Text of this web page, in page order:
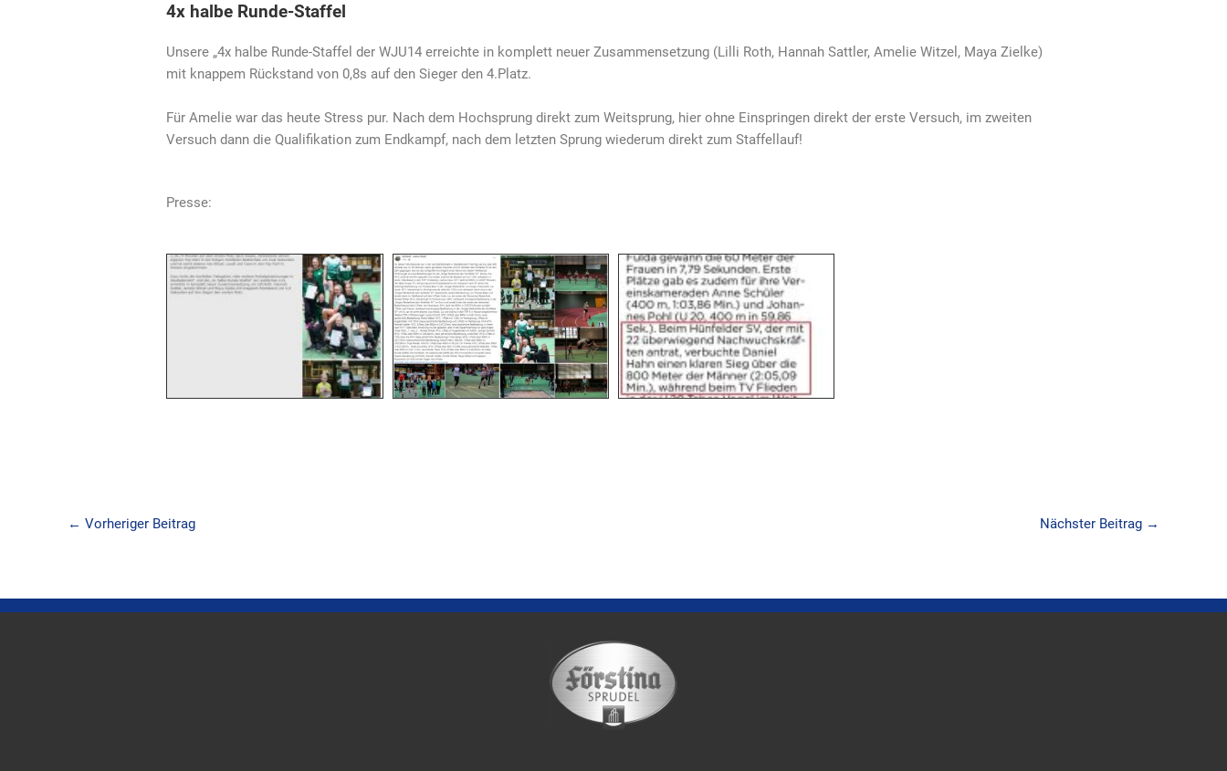
4x halbe Runde-Staffel
Unsere „4x halbe Runde-Staffel der WJU14 erreichte in komplett neuer Zusammensetzung (Lilli Roth, Hannah Sattler, Amelie Witzel, Maya Zielke)
mit knappem Rückstand von 0,8s auf den Sieger den 4.Platz.
Für Amelie war das heute Stress pur. Nach dem Hochsprung direkt zum Weitsprung, hier ohne Einspringen direkt der erste Versuch, im zweiten
Versuch dann die Qualifikation zum Endkampf, nach dem letzten Sprung wiederum direkt zum Staffellauf!
Presse:
← Vorheriger Beitrag Nächster Beitrag →